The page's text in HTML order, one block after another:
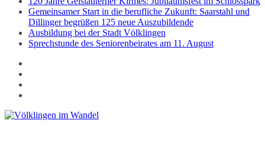
Gemeinsamer Start in die berufliche Zukunft: Saarstahl und
Dillinger begrüßen 125 neue Auszubildende
Ausbildung bei der Stadt Völklingen
Sprechstunde des Seniorenbeirates am 11. August